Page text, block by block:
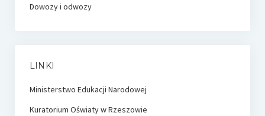
Dowozy i odwozy
LINKI
Ministerstwo Edukacji Narodowej
Kuratorium Oświaty w Rzeszowie